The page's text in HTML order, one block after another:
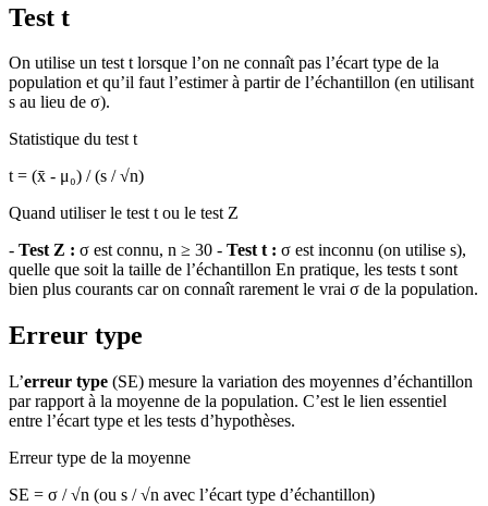
Test t
On utilise un test t lorsque l’on ne connaît pas l’écart type de la
population et qu’il faut l’estimer à partir de l’échantillon (en utilisant
s au lieu de σ).
Statistique du test t
t = (x̄ - μ₀) / (s / √n)
Quand utiliser le test t ou le test Z
- Test Z : σ est connu, n ≥ 30 - Test t : σ est inconnu (on utilise s),
quelle que soit la taille de l’échantillon En pratique, les tests t sont
bien plus courants car on connaît rarement le vrai σ de la population.
Erreur type
L’erreur type (SE) mesure la variation des moyennes d’échantillon
par rapport à la moyenne de la population. C’est le lien essentiel
entre l’écart type et les tests d’hypothèses.
Erreur type de la moyenne
SE = σ / √n (ou s / √n avec l’écart type d’échantillon)